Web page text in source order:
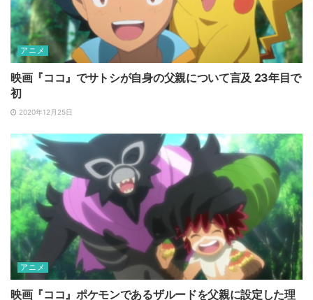
アニメ
映画『ココ』でサトシが自身の父親について言及 23年目で
初
2020年12月25日
アニメ
映画『ココ』ポケモンであるザルードを父親に設定した理